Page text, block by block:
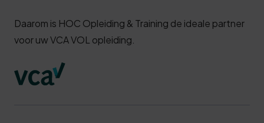
Daarom is HOC Opleiding & Training de ideale partner
voor uw VCA VOL opleiding.